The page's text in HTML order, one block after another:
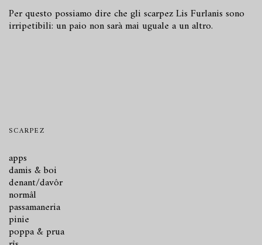
Per questo possiamo dire che gli scarpez Lis Furlanis sono
irripetibili: un paio non sarà mai uguale a un altro.
SCARPEZ
apps
damis & boi
denant/davôr
normâl
passamaneria
pinie
poppa & prua